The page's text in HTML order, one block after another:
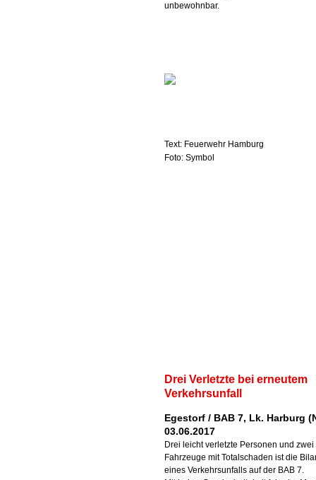
unbewohnbar.
Text: Feuerwehr Hamburg
Foto: Symbol
Drei Verletzte bei erneutem
Verkehrsunfall
Egestorf / BAB 7, Lk. Harburg
03.06.2017
Drei leicht verletzte Personen und zwei
Fahrzeuge mit Totalschaden ist die
eines Verkehrsunfalls auf der BAB 7.